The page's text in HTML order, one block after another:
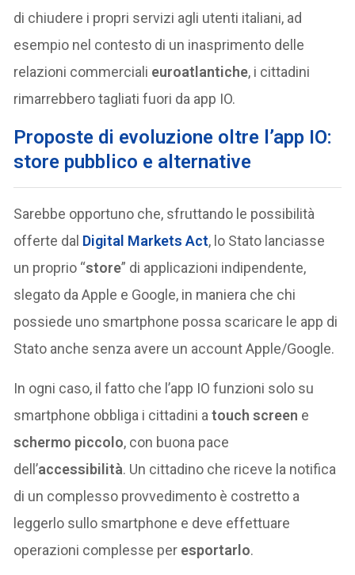
di chiudere i propri servizi agli utenti italiani, ad
esempio nel contesto di un inasprimento delle
relazioni commerciali euroatlantiche, i cittadini
rimarrebbero tagliati fuori da app IO.
Proposte di evoluzione oltre l’app IO:
store pubblico e alternative
Sarebbe opportuno che, sfruttando le possibilità
offerte dal Digital Markets Act, lo Stato lanciasse
un proprio “store” di applicazioni indipendente,
slegato da Apple e Google, in maniera che chi
possiede uno smartphone possa scaricare le app di
Stato anche senza avere un account Apple/Google.
In ogni caso, il fatto che l’app IO funzioni solo su
smartphone obbliga i cittadini atouch screen e
schermo piccolo, con buona pace
dell’accessibilità. Un cittadino che riceve la notifica
di un complesso provvedimento è costretto a
leggerlo sullo smartphone e deve effettuare
operazioni complesse per esportarlo.